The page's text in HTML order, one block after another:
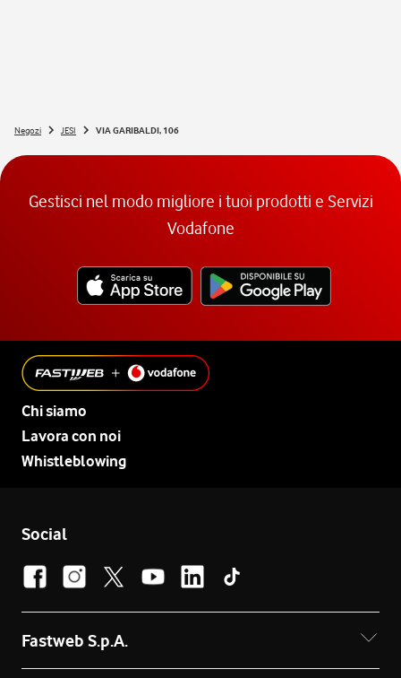
Negozi JESI VIA GARIBALDI, 106
Gestisci nel modo migliore i tuoi prodotti e Servizi
Vodafone
Chi siamo
Lavora con noi
Whistleblowing
Social
Fastweb S.p.A.